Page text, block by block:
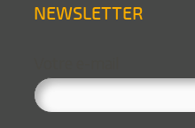
NEWSLETTER